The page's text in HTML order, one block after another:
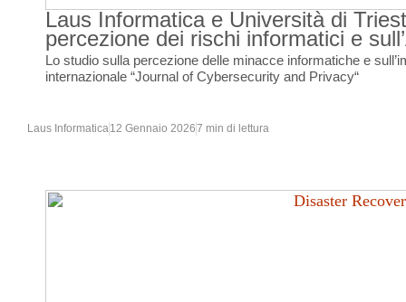
Laus Informatica e Università di
percezione dei rischi informatici e
Lo studio sulla percezione delle minacce informatiche e
internazionale “Journal of Cybersecurity and Privacy“
Laus Informatica12 Gennaio 20267 min di lettura